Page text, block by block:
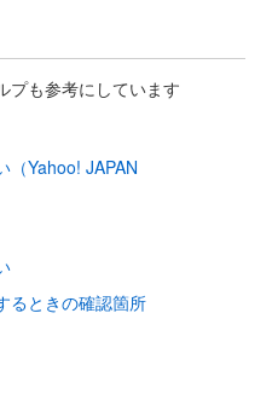
プも参考にしています
（Yahoo! JAPAN
るときの確認箇所